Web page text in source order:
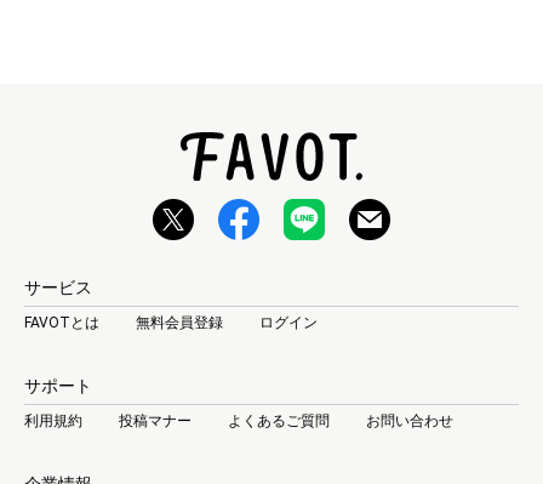
サービス
FAVOTとは 無料会員登録 ログイン
サポート
利用規約 投稿マナー よくあるご質問 お問い合わせ